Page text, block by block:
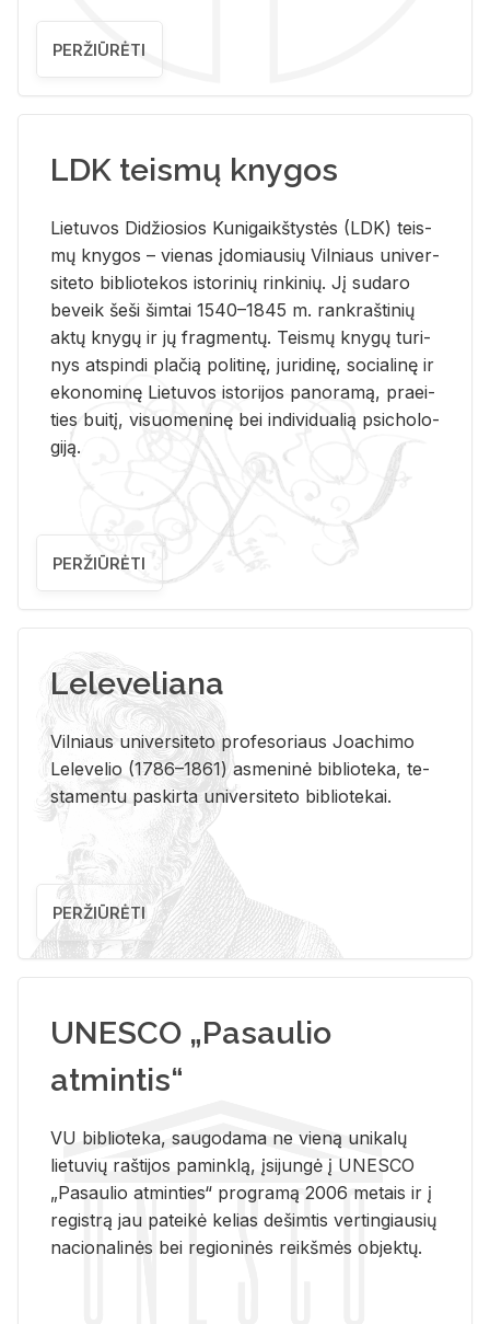
PERŽIŪRĖTI
LDK teismų knygos
Lie­tu­vos Di­džio­sios Ku­ni­gaikš­tys­tės (LDK) teis­
mų kny­gos – vie­nas įdo­miau­sių Vil­niaus uni­ver­
si­te­to bi­b­lio­te­kos is­to­ri­nių rin­ki­nių. Jį su­da­ro
be­veik šeši šim­tai 1540–1845 m. rank­raš­ti­nių
aktų kny­gų ir jų frag­men­tų. Teis­mų kny­gų tu­ri­
nys at­spin­di pla­čią po­li­ti­nę, ju­ri­di­nę, so­cia­li­nę ir
eko­no­mi­nę Lie­tu­vos is­to­ri­jos pa­no­ra­mą, pra­ei­
ties bui­tį, vi­suo­me­ni­nę bei in­di­vi­dua­lią psi­cho­lo­
gi­ją.
PERŽIŪRĖTI
Leleveliana
Vil­niaus uni­ver­si­te­to pro­fe­so­riaus Jo­a­chi­mo
Le­le­ve­lio (1786–1861) as­me­ni­nė bi­b­lio­te­ka, te­
sta­men­tu pa­skir­ta uni­ver­si­te­to bi­b­lio­te­kai.
PERŽIŪRĖTI
UNESCO „Pasaulio
atmintis“
VU biblioteka, saugodama ne vieną unikalų
lietuvių raštijos paminklą, įsijungė į UNESCO
„Pasaulio atminties“ programą 2006 metais ir į
registrą jau pateikė kelias dešimtis vertingiausių
nacionalinės bei regioninės reikšmės objektų.